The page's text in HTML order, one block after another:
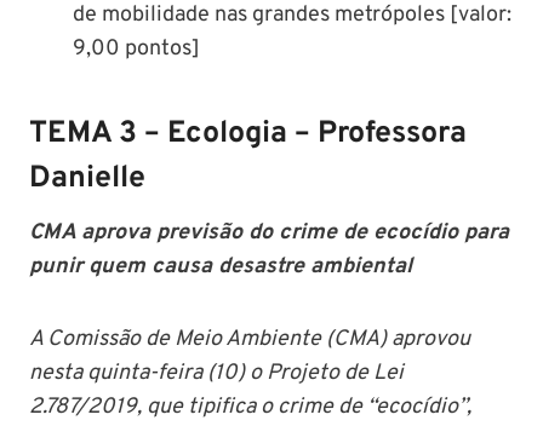
de mobilidade nas grandes metrópoles [valor:
9,00 pontos]
TEMA 3 – Ecologia – Professora
Danielle
CMA aprova previsão do crime de ecocídio para
punir quem causa desastre ambiental
A Comissão de Meio Ambiente (CMA) aprovou
nesta quinta-feira (10) o Projeto de Lei
2.787/2019, que tipifica o crime de “ecocídio”,